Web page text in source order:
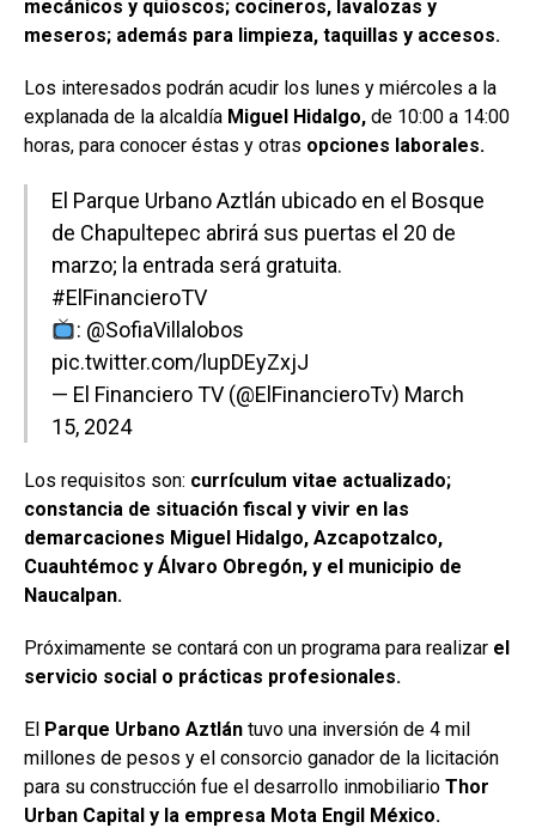
mecánicos y quioscos; cocineros, lavalozas y
meseros; además para limpieza, taquillas y accesos.
Los interesados podrán acudir los lunes y miércoles a la
explanada de la alcaldía Miguel Hidalgo, de 10:00 a 14:00
horas, para conocer éstas y otras opciones laborales.
El Parque Urbano Aztlán ubicado en el Bosque
de Chapultepec abrirá sus puertas el 20 de
marzo; la entrada será gratuita.
#ElFinancieroTV
: @SofiaVillalobos
pic.twitter.com/lupDEyZxjJ
— El Financiero TV (@ElFinancieroTv) March
15, 2024
Los requisitos son: currículum vitae actualizado;
constancia de situación fiscal y vivir en las
demarcaciones Miguel Hidalgo, Azcapotzalco,
Cuauhtémoc y Álvaro Obregón, y el municipio de
Naucalpan.
Próximamente se contará con un programa para realizar el
servicio social o prácticas profesionales.
El Parque Urbano Aztlán tuvo una inversión de 4 mil
millones de pesos y el consorcio ganador de la licitación
para su construcción fue el desarrollo inmobiliario Thor
Urban Capital y la empresa Mota Engil México.